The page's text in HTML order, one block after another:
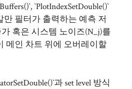
`PlotIndexSetDouble()`
필터가 출력하는 예측 저
혹은 시스템 노이즈(N_j)를
메인 차트 위에 오버레이할
과 set level 방식